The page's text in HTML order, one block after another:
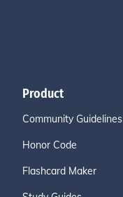
Product
Community Guidelines
Honor Code
Flashcard Maker